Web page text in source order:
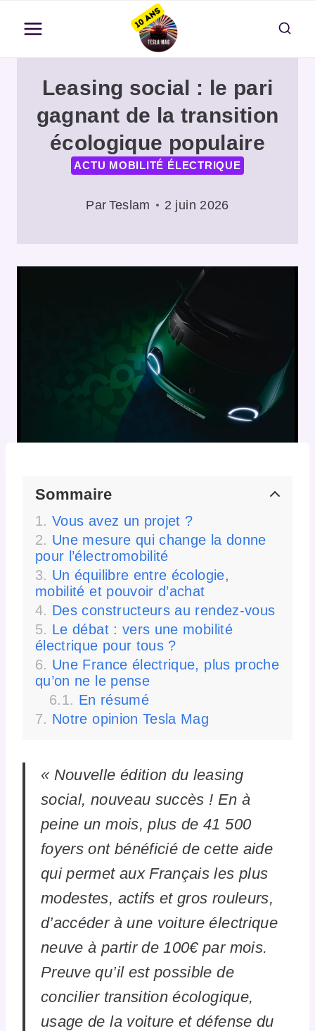
contenu
Leasing social : le pari
gagnant de la transition
écologique populaire
ACTU MOBILITÉ ÉLECTRIQUE
Par Teslam 2 juin 2026
Sommaire
Vous avez un projet ?
Une mesure qui change la donne
pour l’électromobilité
Un équilibre entre écologie,
mobilité et pouvoir d’achat
Des constructeurs au rendez-vous
Le débat : vers une mobilité
électrique pour tous ?
Une France électrique, plus proche
qu’on ne le pense
En résumé
Notre opinion Tesla Mag
« Nouvelle édition du leasing
social, nouveau succès ! En à
peine un mois, plus de 41 500
foyers ont bénéficié de cette aide
qui permet aux Français les plus
modestes, actifs et gros rouleurs,
d’accéder à une voiture électrique
neuve à partir de 100€ par mois.
Preuve qu’il est possible de
concilier transition écologique,
usage de la voiture et défense du